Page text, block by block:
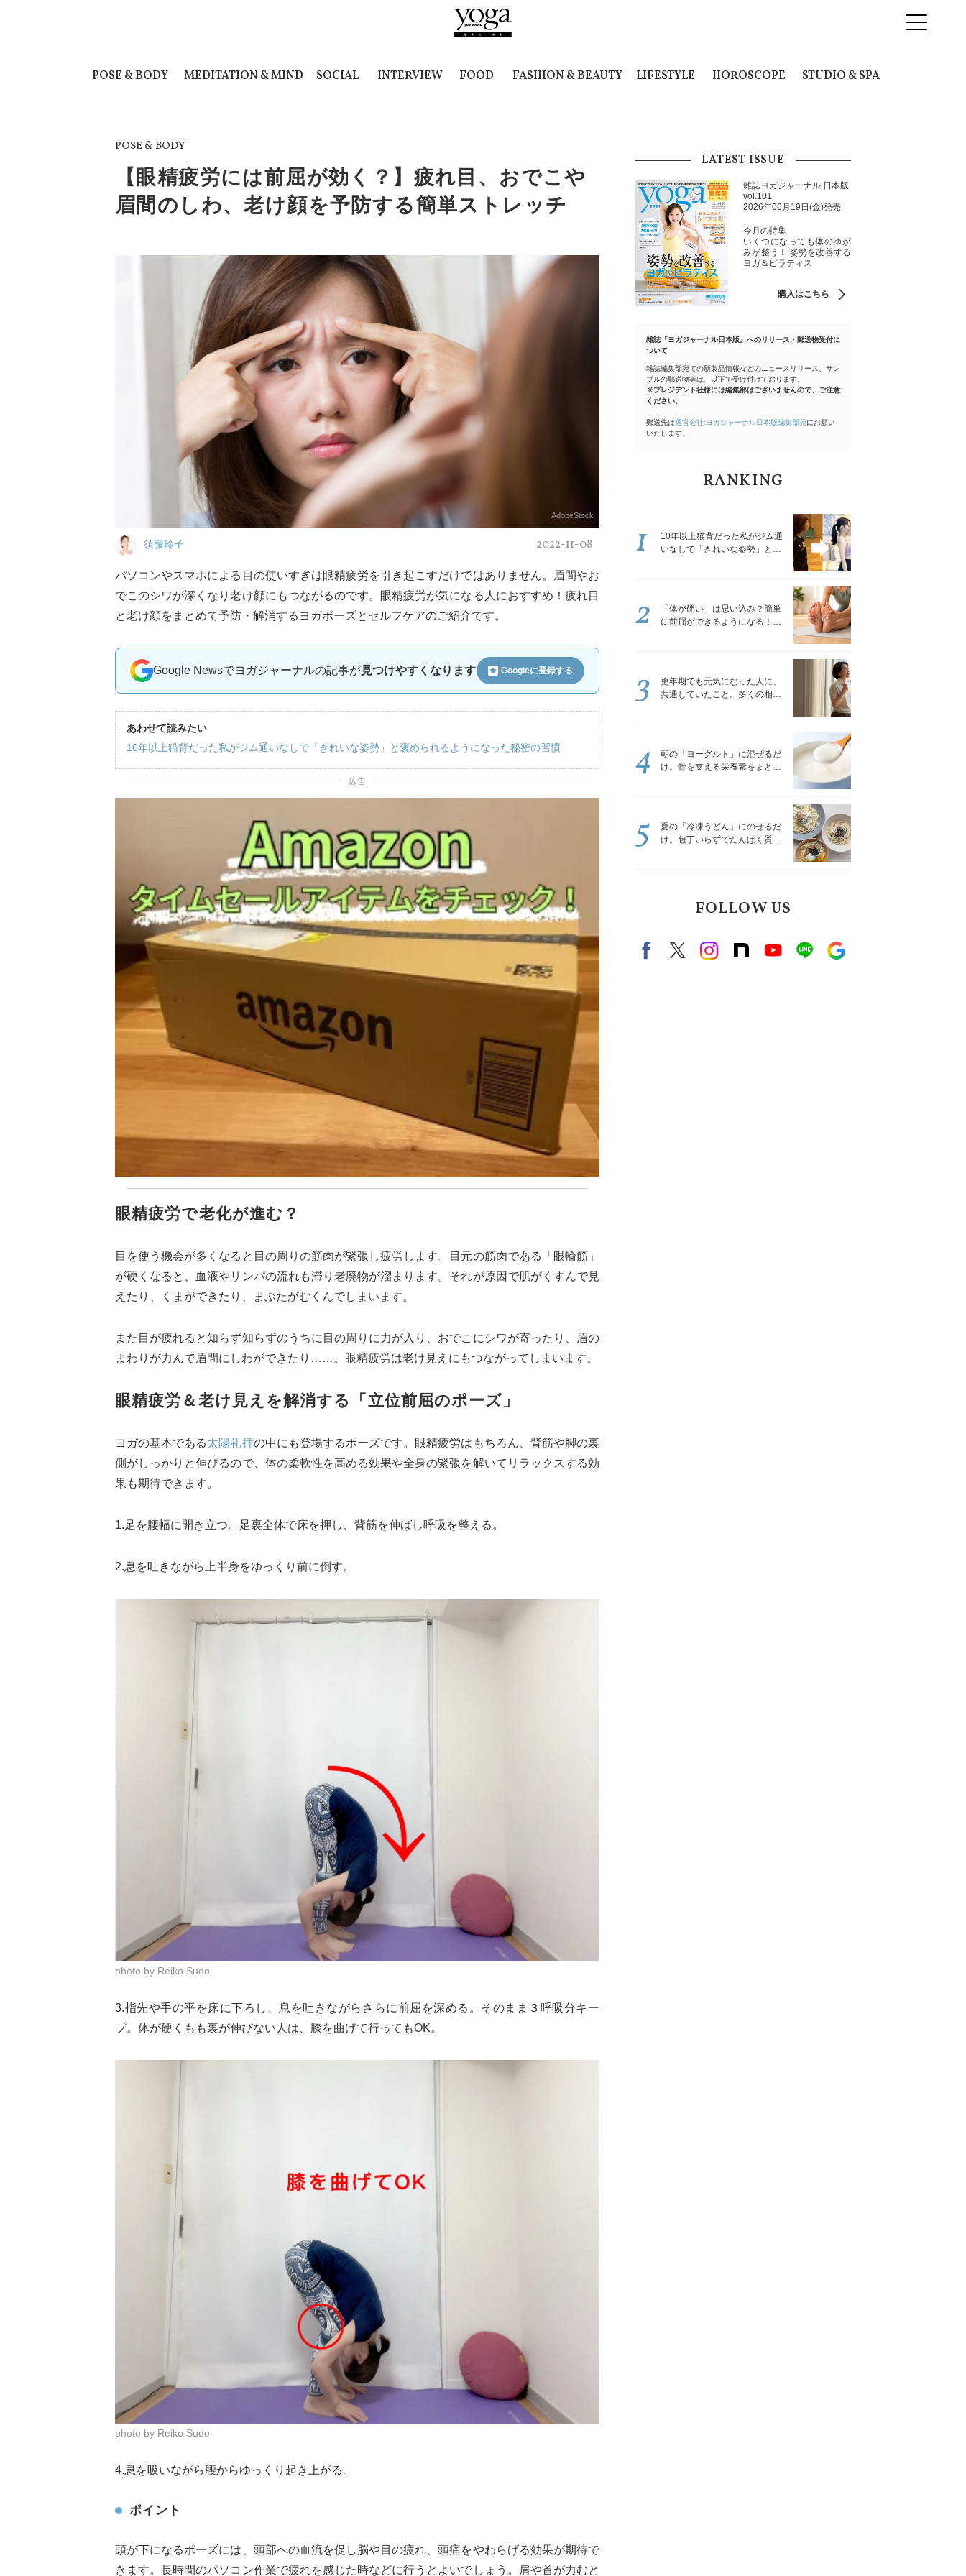
POSE & BODY MEDITATION & MIND SOCIAL INTERVIEW FOOD FASHION & BEAUTY LIFESTYLE HOROSCOPE STUDIO & SPA
POSE & BODY
【眼精疲労には前屈が効く？】疲れ目、おでこや
眉間のしわ、老け顔を予防する簡単ストレッチ
AdobeStock
須藤玲子 2022-11-08
パソコンやスマホによる目の使いすぎは眼精疲労を引き起こすだけではありません。眉間やお
でこのシワが深くなり老け顔にもつながるのです。眼精疲労が気になる人におすすめ！疲れ目
と老け顔をまとめて予防・解消するヨガポーズとセルフケアのご紹介です。
Google Newsでヨガジャーナルの記事が見つけやすくなります Googleに登録する
あわせて読みたい
10年以上猫背だった私がジム通いなしで「きれいな姿勢」と褒められるようになった秘密の習慣
広告
眼精疲労で老化が進む？
目を使う機会が多くなると目の周りの筋肉が緊張し疲労します。目元の筋肉である「眼輪筋」
が硬くなると、血液やリンパの流れも滞り老廃物が溜まります。それが原因で肌がくすんで見
えたり、くまができたり、まぶたがむくんでしまいます。
また目が疲れると知らず知らずのうちに目の周りに力が入り、おでこにシワが寄ったり、眉の
まわりが力んで眉間にしわができたり……。眼精疲労は老け見えにもつながってしまいます。
眼精疲労＆老け見えを解消する「立位前屈のポーズ」
ヨガの基本である太陽礼拝の中にも登場するポーズです。眼精疲労はもちろん、背筋や脚の裏
側がしっかりと伸びるので、体の柔軟性を高める効果や全身の緊張を解いてリラックスする効
果も期待できます。
1.足を腰幅に開き立つ。足裏全体で床を押し、背筋を伸ばし呼吸を整える。
2.息を吐きながら上半身をゆっくり前に倒す。
photo by Reiko Sudo
3.指先や手の平を床に下ろし、息を吐きながらさらに前屈を深める。そのまま３呼吸分キー
プ。体が硬くもも裏が伸びない人は、膝を曲げて行ってもOK。
photo by Reiko Sudo
4.息を吸いながら腰からゆっくり起き上がる。
ポイント
頭が下になるポーズには、頭部への血流を促し脳や目の疲れ、頭痛をやわらげる効果が期待で
きます。長時間のパソコン作業で疲れを感じた時などに行うとよいでしょう。肩や首が力むと
LATEST ISSUE
雑誌ヨガジャーナル 日本版
vol.101
2026年06月19日(金)発売
今月の特集
いくつになっても体のゆが
みが整う！ 姿勢を改善する
ヨガ＆ピラティス
購入はこちら
雑誌『ヨガジャーナル日本版』へのリリース・郵送物受付に
ついて
雑誌編集部宛ての新製品情報などのニュースリリース、サン
プルの郵送物等は、以下で受け付けております。
※プレジデント社様には編集部はございませんので、ご注意
ください。
郵送先は運営会社:ヨガジャーナル日本版編集部宛にお願い
いたします。
RANKING
10年以上猫背だった私がジム通
いなしで「きれいな姿勢」と褒
1
「体が硬い」は思い込み？簡単
に前屈ができるようになる！腿
2
更年期でも元気になった人に、
共通していたこと。多くの相談
3
朝の「ヨーグルト」に混ぜるだ
け。骨を支える栄養素をまとめ
4
夏の「冷凍うどん」にのせるだ
け。包丁いらずでたんぱく質を
5
FOLLOW US
FacebookX（旧twitter）
instagram
note Youtubeline